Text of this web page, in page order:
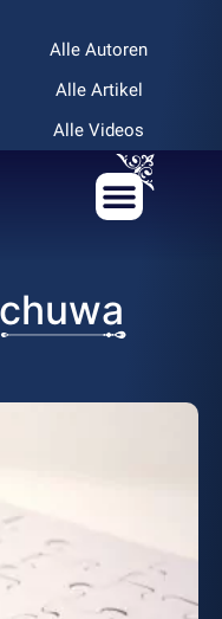
Alle Autoren
Alle Artikel
Alle Videos